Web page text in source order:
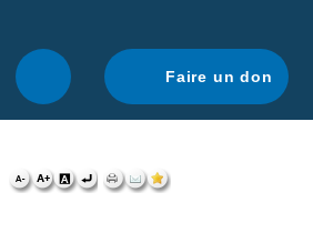
Faire un don